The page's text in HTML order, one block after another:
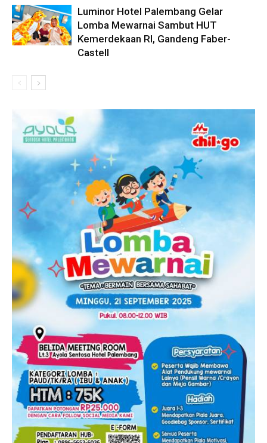
Luminor Hotel Palembang Gelar
Lomba Mewarnai Sambut HUT
Kemerdekaan RI, Gandeng Faber-
Castell